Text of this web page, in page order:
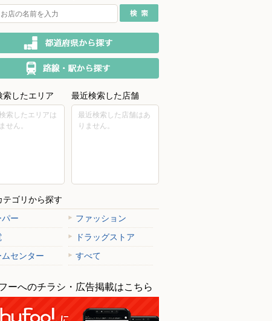
索したエリア
索したエリアは
せん。
最近検索した店舗
最近検索した店舗はあ
りません。
テゴリから探す
パー
ファッション
ドラッグストア
ムセンター
すべて
ーへのチラシ・広告掲載はこちら